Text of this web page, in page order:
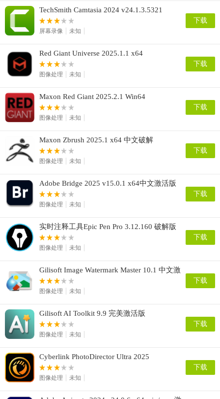
TechSmith Camtasia 2024 v24.1.3.5321
win/mac 2024.1.3
屏幕录像 未知
下载
Red Giant Universe 2025.1.1 x64
图像处理 未知
下载
Maxon Red Giant 2025.2.1 Win64
图像处理 未知
下载
Maxon Zbrush 2025.1 x64 中文破解
图像处理 未知
下载
Adobe Bridge 2025 v15.0.1 x64中文激活版
图像处理 未知
下载
实时注释工具Epic Pen Pro 3.12.160 破解版
安装授权激活图文教程
图像处理 未知
下载
Gilisoft Image Watermark Master 10.1 中文激
活版
图像处理 未知
下载
Gilisoft AI Toolkit 9.9 完美激活版
图像处理 未知
下载
Cyberlink PhotoDirector Ultra 2025
v16.0.1202.0
图像处理 未知
下载